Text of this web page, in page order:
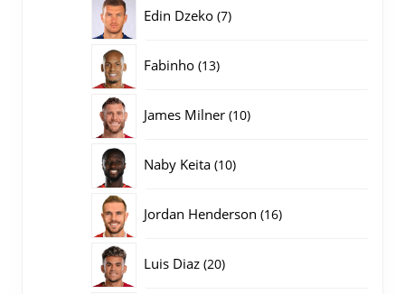
Edin Dzeko 77
Fabinho 1313
James Milner 1010
Naby Keita 1010
Jordan Henderson 1616
Luis Diaz 2020